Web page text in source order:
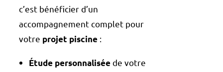
c’est bénéficier d’un
accompagnement complet pour
votre projet piscine :
Étude personnaliséede votre